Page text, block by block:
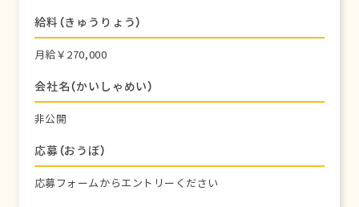
給料（きゅうりょう）
月給￥270,000
会社名（かいしゃめい）
非公開
応募（おうぼ）
応募フォームからエントリーください